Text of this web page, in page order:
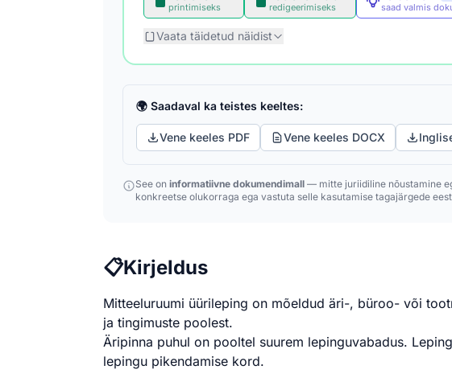
printimiseks redigeerimiseks saad valmis
Vaata täidetud näidist
🌍 Saadaval ka teistes keeltes:
Vene keeles PDF Vene keeles DOCX
See on informatiivne dokumendimall — mitte juriidiline nõustamine
konkreetse olukorraga ega vastuta selle kasutamise tagajärgede
📋Kirjeldus
Mitteeluruumi üürileping on mõeldud äri-, büroo- või
ja tingimuste poolest.
Äripinna puhul on pooltel suurem lepinguvabadus.
lepingu pikendamise kord.